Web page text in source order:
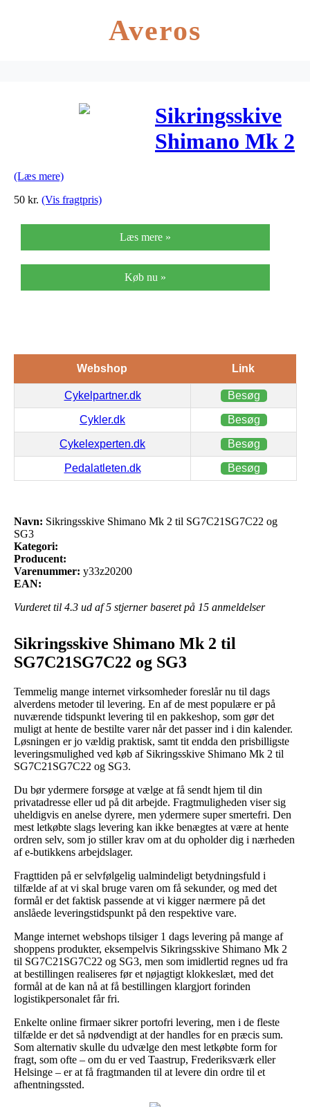
Averos
Sikringsskive
Shimano Mk 2
og SG3
(Læs mere)
50 kr. (Vis fragtpris)
Læs mere »
Køb nu »
Webshop Link
Cykelpartner.dk Besøg
Cykler.dk Besøg
Cykelexperten.dk Besøg
Pedalatleten.dk Besøg
Navn: Sikringsskive Shimano Mk 2 til SG7C21SG7C22 og
SG3
Kategori:
Producent:
Varenummer: y33z20200
EAN:
Vurderet til 4.3 ud af 5 stjerner baseret på 15 anmeldelser
Sikringsskive Shimano Mk 2 til
SG7C21SG7C22 og SG3
Temmelig mange internet virksomheder foreslår nu til dags
alverdens metoder til levering. En af de mest populære er på
nuværende tidspunkt levering til en pakkeshop, som gør det
muligt at hente de bestilte varer når det passer ind i din kalender.
Løsningen er jo vældig praktisk, samt tit endda den prisbilligste
leveringsmulighed ved køb af Sikringsskive Shimano Mk 2 til
SG7C21SG7C22 og SG3.
Du bør ydermere forsøge at vælge at få sendt hjem til din
privatadresse eller ud på dit arbejde. Fragtmuligheden viser sig
uheldigvis en anelse dyrere, men ydermere super smertefri. Den
mest letkøbte slags levering kan ikke benægtes at være at hente
ordren selv, som jo stiller krav om at du opholder dig i nærheden
af e-butikkens arbejdslager.
Fragttiden på er selvfølgelig ualmindeligt betydningsfuld i
tilfælde af at vi skal bruge varen om få sekunder, og med det
formål er det faktisk passende at vi kigger nærmere på det
anslåede leveringstidspunkt på den respektive vare.
Mange internet webshops tilsiger 1 dags levering på mange af
shoppens produkter, eksempelvis Sikringsskive Shimano Mk 2
til SG7C21SG7C22 og SG3, men som imidlertid regnes ud fra
at bestillingen realiseres før et nøjagtigt klokkeslæt, med det
formål at de kan nå at få bestillingen klargjort forinden
logistikpersonalet får fri.
Enkelte online firmaer sikrer portofri levering, men i de fleste
tilfælde er det så nødvendigt at der handles for en præcis sum.
Som alternativ skulle du udvælge den mest letkøbte form for
fragt, som ofte – om du er ved Taastrup, Frederiksværk eller
Helsinge – er at få fragtmanden til at levere din ordre til et
afhentningssted.